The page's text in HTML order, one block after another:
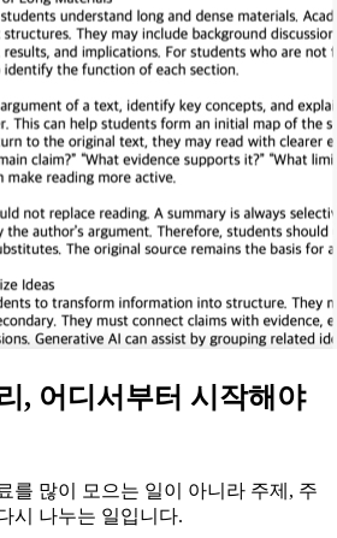
, 어디서부터 시작해야
를 많이 모으는 일이 아니라 주제, 주
시 나누는 일입니다.